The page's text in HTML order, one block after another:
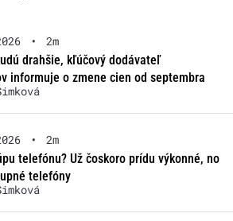
•
2m
drahšie, kľúčový dodávateľ
informuje o zmene cien od septembra
•
2m
telefónu? Už čoskoro prídu výkonné, no
telefóny